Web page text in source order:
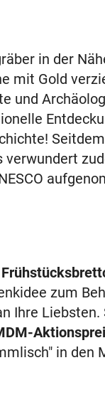
in der
mit Gold
und
Seitdem
verwundert
zum
Ihre Liebsten.
in den